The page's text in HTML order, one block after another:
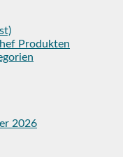
Produkten
2026